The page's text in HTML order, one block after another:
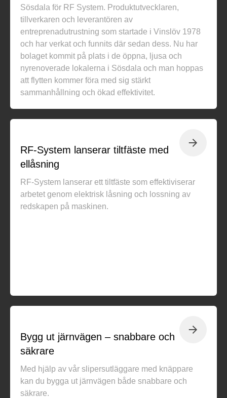
Sösdala för RF System. Produktutvecklaren,
tillverkaren och leverantören av
entreprenadutrustning som startade i Vinslöv 1978
och har verkat och funnits där sedan dess. Nu har
bolaget kommit på plats i de öppna, ljusa och
nyrenoverade lokalerna i Sösdala och man hoppas
att flytten kommer föra med sig stärkt
sammanhållning och ökad effektivitet.
RF-System lanserar tiltfäste med
ellåsning
RF-System lanserar ett tiltfäste som effektiviserar
arbetet genom elektrisk låsning och lossning av
redskapen på maskinen.
Bygg ut järnvägen – snabbare och
säkrare
Med hjälp av vår slipersutläggare med knäppare
kan du bygga ut järnvägen både snabbare och
säkrare.